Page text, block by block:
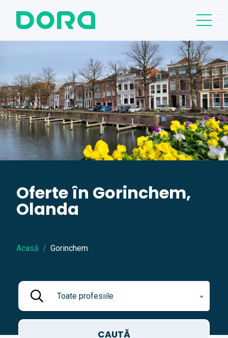
Oferte în Gorinchem,
Olanda
Acasă Gorinchem
Toate profesiile